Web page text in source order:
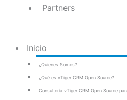
Partners
Inicio
¿Quienes Somos?
¿Qué es vTiger CRM Open Source?
Consultoría vTiger CRM Open Source